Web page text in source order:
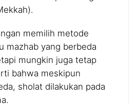
memilih metode
mazhab yang berbeda
mungkin juga tetap
bahwa meskipun
sholat dilakukan pada